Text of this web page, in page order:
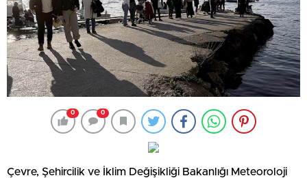
0 0
Çevre, Şehircilik ve İklim Değişikliği Bakanlığı Meteoroloji